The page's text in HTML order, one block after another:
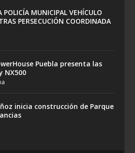
POLICÍA MUNICIPAL VEHÍCULO
PERSECUCIÓN COORDINADA
Puebla presenta las
NX500
inicia construcción de Parque